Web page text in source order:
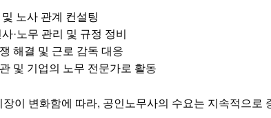
노사 관계 컨설팅
·노무 관리 및 규정 정비
해결 및 근로 감독 대응
및 기업의 노무 전문가로 활동
장이 변화함에 따라, 공인노무사의 수요는 지속적으로